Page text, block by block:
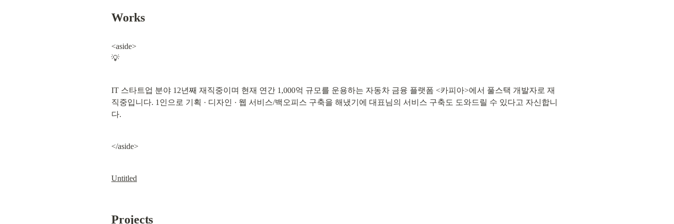
Works
<aside>
💡
IT 스타트업 분야 12년째 재직중이며 현재 연간 1,000억 규모를 운용하는 자동차 금융 플랫폼 <카피아>에서 풀스택 개발자로 재
직중입니다. 1인으로 기획 · 디자인 · 웹 서비스/백오피스 구축을 해냈기에 대표님의 서비스 구축도 도와드릴 수 있다고 자신합니
다.
</aside>
Untitled
Projects